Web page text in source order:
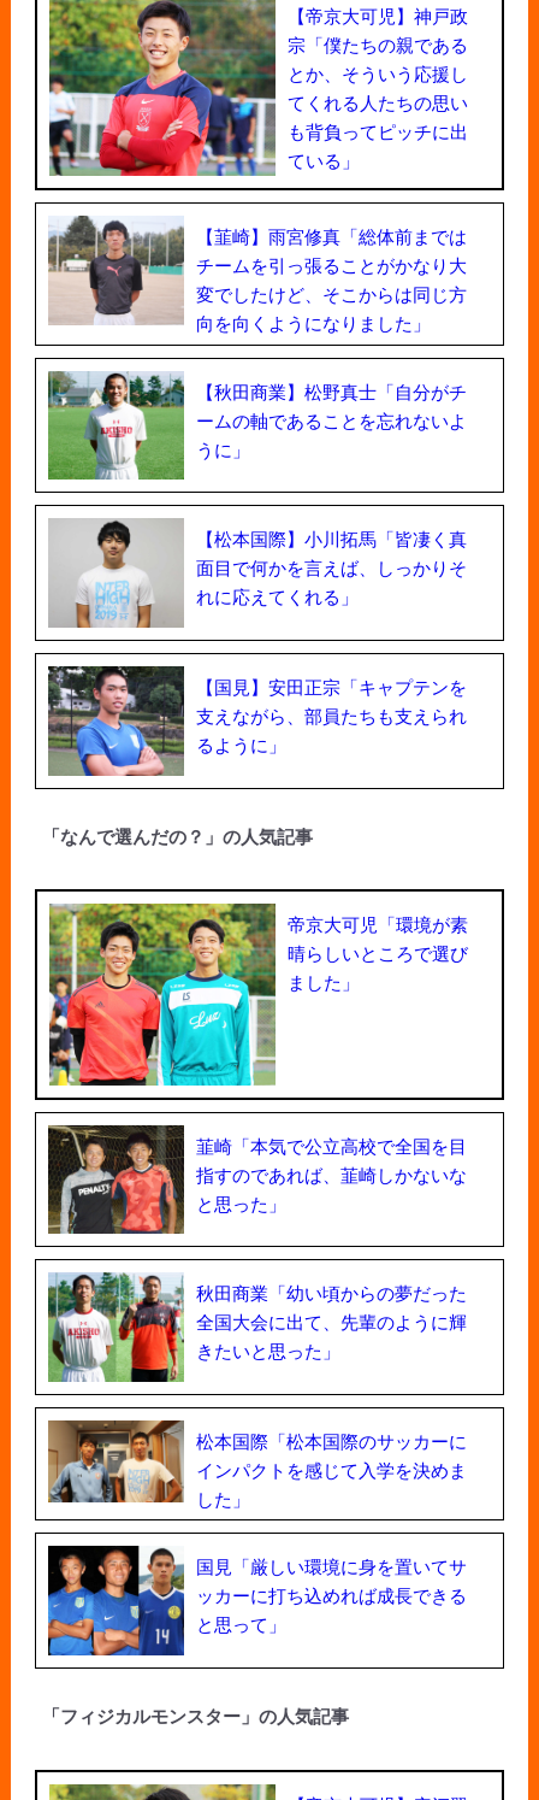
【帝京大可児】神戸政
宗「僕たちの親である
とか、そういう応援し
てくれる人たちの思い
も背負ってピッチに出
ている」
【韮崎】雨宮修真「総体前までは
チームを引っ張ることがかなり大
変でしたけど、そこからは同じ方
向を向くようになりました」
【秋田商業】松野真士「自分がチ
ームの軸であることを忘れないよ
うに」
【松本国際】小川拓馬「皆凄く真
面目で何かを言えば、しっかりそ
れに応えてくれる」
【国見】安田正宗「キャプテンを
支えながら、部員たちも支えられ
るように」
「なんで選んだの？」の人気記事
帝京大可児「環境が素
晴らしいところで選び
ました」
韮崎「本気で公立高校で全国を目
指すのであれば、韮崎しかないな
と思った」
秋田商業「幼い頃からの夢だった
全国大会に出て、先輩のように輝
きたいと思った」
松本国際「松本国際のサッカーに
インパクトを感じて入学を決めま
した」
国見「厳しい環境に身を置いてサ
ッカーに打ち込めれば成長できる
と思って」
「フィジカルモンスター」の人気記事